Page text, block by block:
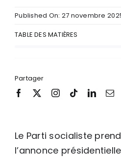
Published On: 27 novembre
TABLE DES MATIÈRES
Partager
Le Parti socialiste
l’annonce